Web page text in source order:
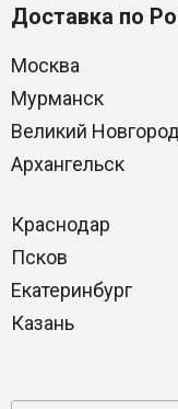
Доставка по
Москва
Мурманск
Великий Новгород
Архангельск
Краснодар
Псков
Екатеринбург
Казань